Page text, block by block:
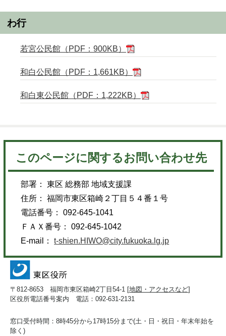
わ行
若宮公民館（PDF：900KB）
和白公民館（PDF：1,661KB）
和白東公民館（PDF：1,222KB）
このページに関するお問い合わせ先
部署： 東区 総務部 地域支援課
住所： 福岡市東区箱崎２丁目５４番１号
電話番号： 092-645-1041
ＦＡＸ番号： 092-645-1042
E-mail：t-shien.HIWO@city.fukuoka.lg.jp
〒812-8653 福岡市東区箱崎2丁目54-1 [地図・アクセスなど]
区役所電話番号案内 電話：092-631-2131
窓口受付時間：8時45分から17時15分まで(土・日・祝日・年末年始を
除く)